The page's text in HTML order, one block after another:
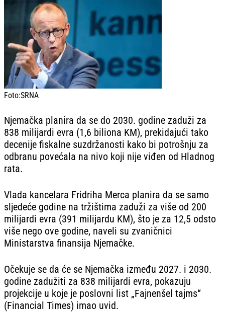
Foto:SRNA
Njemačka planira da se do 2030. godine zaduži za
838 milijardi evra (1,6 biliona KM), prekidajući tako
decenije fiskalne suzdržanosti kako bi potrošnju za
odbranu povećala na nivo koji nije viđen od Hladnog
rata.
Vlada kancelara Fridriha Merca planira da se samo
sljedeće godine na tržištima zaduži za više od 200
milijardi evra (391 milijardu KM), što je za 12,5 odsto
više nego ove godine, naveli su zvaničnici
Ministarstva finansija Njemačke.
Očekuje se da će se Njemačka između 2027. i 2030.
godine zadužiti za 838 milijardi evra, pokazuju
projekcije u koje je poslovni list „Fajnenšel tajms“
(Financial Times) imao uvid.